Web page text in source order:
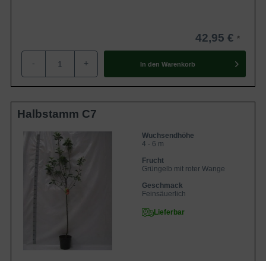
42,95 €
- + In den Warenkorb
Halbstamm C7
Wuchsendhöhe
4 - 6 m
Frucht
Grüngelb mit roter Wange
Geschmack
Feinsäuerlich
Lieferbar